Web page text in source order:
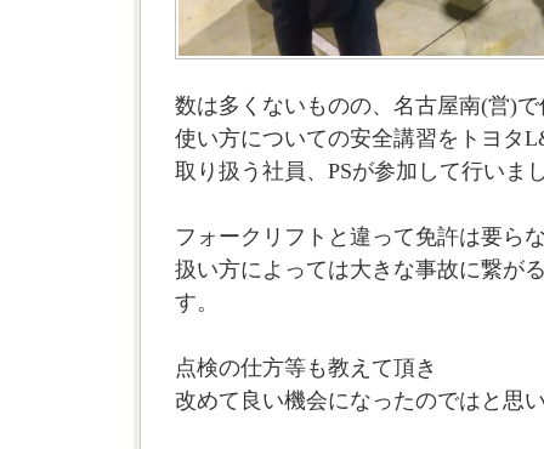
数は多くないものの、名古屋南(営)
使い方についての安全講習をトヨタ
取り扱う社員、PSが参加して行いま
フォークリフトと違って免許は要ら
扱い方によっては大きな事故に繋が
す。
点検の仕方等も教えて頂き
改めて良い機会になったのではと思